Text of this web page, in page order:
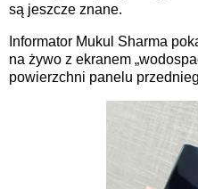
są jeszcze znane.
Informator Mukul Sharma
na żywo z ekranem
powierzchni panelu